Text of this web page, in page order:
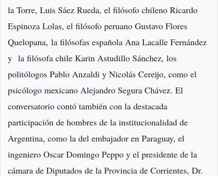
la Torre, Luis Sáez Rueda, el filósofo chileno Ricardo
Espinoza Lolas, el filósofo peruano Gustavo Flores
Quelopana, la filósofas española Ana Lacalle Fernández
y la filósofa chile Karin Astudillo Sánchez, los
politólogos Pablo Anzaldi y Nicolás Cereijo, como el
psicólogo mexicano Alejandro Segura Chávez. El
conversatorio contó también con la destacada
participación de hombres de la institucionalidad de
Argentina, como la del embajador en Paraguay, el
ingeniero Oscar Domingo Peppo y el presidente de la
cámara de Diputados de la Provincia de Corrientes, Dr.